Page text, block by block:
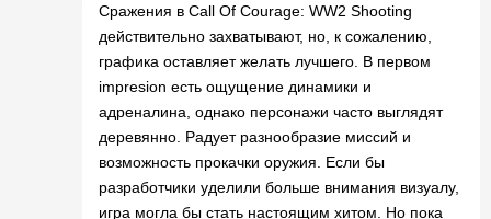
Сражения в Call Of Courage: WW2 Shooting
действительно захватывают, но, к сожалению,
графика оставляет желать лучшего. В первом
impresion есть ощущение динамики и
адреналина, однако персонажи часто выглядят
деревянно. Радует разнообразие миссий и
возможность прокачки оружия. Если бы
разработчики уделили больше внимания визуалу,
игра могла бы стать настоящим хитом. Но пока